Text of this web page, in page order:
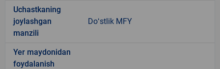
Uchastkaning
joylashgan
manzili
Doʻstlik MFY
Yer maydonidan
foydalanish